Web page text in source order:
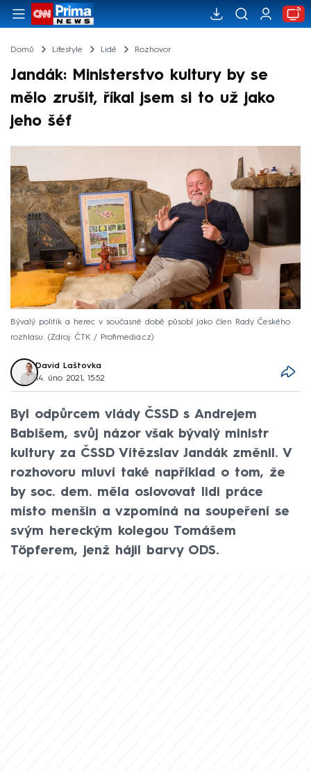
Domů Lifestyle Lidé Rozhovor
Jandák: Ministerstvo kultury by se
mělo zrušit, říkal jsem si to už jako
jeho šéf
Bývalý politik a herec v současné době působí jako člen Rady Českého
rozhlasu.
Zdroj: ČTK / Profimedia.cz
David Laštovka
14. úno 2021, 15:52
Byl odpůrcem vlády ČSSD s Andrejem
Babišem, svůj názor však bývalý ministr
kultury za ČSSD Vítězslav Jandák změnil. V
rozhovoru mluví také například o tom, že
by soc. dem. měla oslovovat lidi práce
místo menšin a vzpomíná na soupeření se
svým hereckým kolegou Tomášem
Töpferem, jenž hájil barvy ODS.